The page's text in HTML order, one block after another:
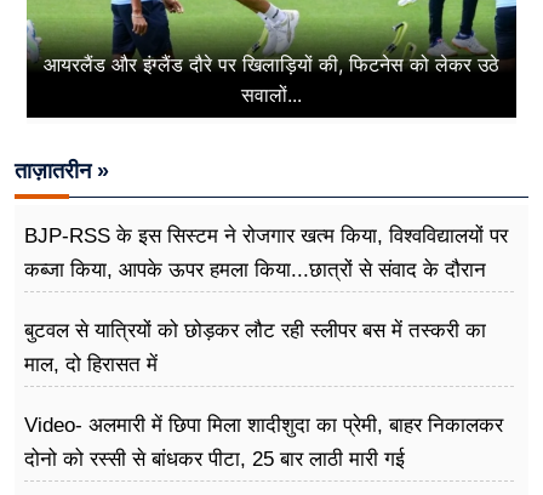
आयरलैंड और इंग्लैंड दौरे पर खिलाड़ियों की, फिटनेस को लेकर उठे
सवालों...
ताज़ातरीन »
BJP-RSS के इस सिस्टम ने रोजगार खत्म किया, विश्वविद्यालयों पर
कब्जा किया, आपके ऊपर हमला किया...छात्रों से संवाद के दौरान
बुटवल से यात्रियों को छोड़कर लौट रही स्लीपर बस में तस्करी का
माल, दो हिरासत में
Video- अलमारी में छिपा मिला शादीशुदा का प्रेमी, बाहर निकालकर
दोनो को रस्सी से बांधकर पीटा, 25 बार लाठी मारी गई